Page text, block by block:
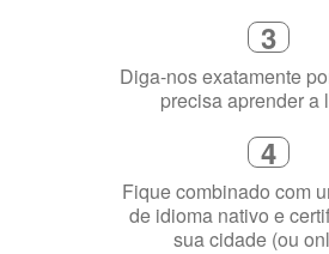
3
Diga-nos exatamente
precisa aprender a
4
Fique combinado com
de idioma nativo e
sua cidade (ou